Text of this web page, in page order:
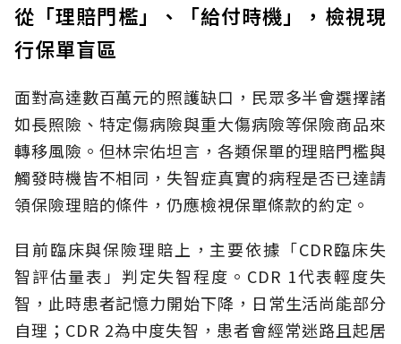
從「理賠門檻」、「給付時機」，檢視現
行保單盲區
面對高達數百萬元的照護缺口，民眾多半會選擇諸
如長照險、特定傷病險與重大傷病險等保險商品來
轉移風險。但林宗佑坦言，各類保單的理賠門檻與
觸發時機皆不相同，失智症真實的病程是否已達請
領保險理賠的條件，仍應檢視保單條款的約定。
目前臨床與保險理賠上，主要依據「CDR臨床失
智評估量表」判定失智程度。CDR 1代表輕度失
智，此時患者記憶力開始下降，日常生活尚能部分
自理；CDR 2為中度失智，患者會經常迷路且起居